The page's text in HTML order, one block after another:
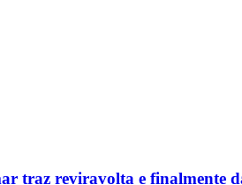
traz reviravolta e finalmente